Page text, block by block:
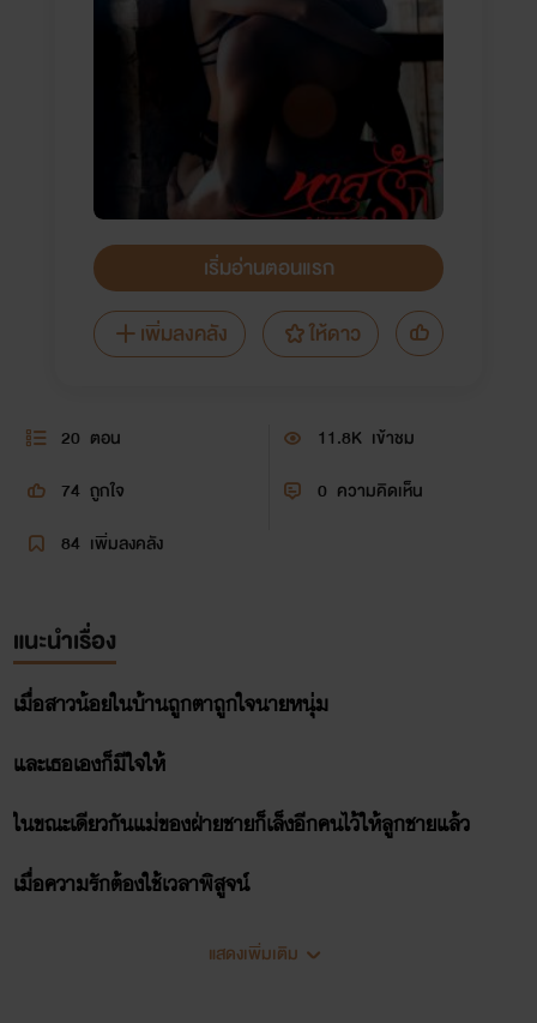
เริ่มอ่านตอนแรก
เพิ่มลงคลัง
ให้ดาว
20 ตอน 11.8K เข้าชม
74 ถูกใจ 0 ความคิดเห็น
84 เพิ่มลงคลัง
แนะนำเรื่อง
เมื่อสาวน้อยในบ้านถูกตาถูกใจนายหนุ่ม
และเธอเองก็มีใจให้
ในขณะเดียวกันแม่ของฝ่ายชายก็เล็งอีกคนไว้ให้ลูกชายแล้ว
เมื่อความรักต้องใช้เวลาพิสูจน์
เมื่อความรักจะต้องฝ่าฝันอุปสรรค
แสดงเพิ่มเติม